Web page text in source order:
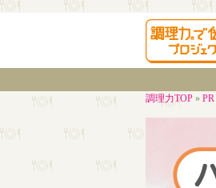
調理力TOP » PR